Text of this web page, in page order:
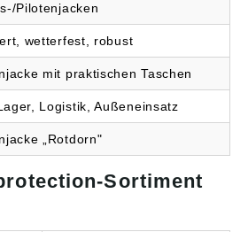
Pilotenjacken
wetterfest, robust
mit praktischen Taschen
Logistik, Außeneinsatz
„Rotdorn"
Sortiment